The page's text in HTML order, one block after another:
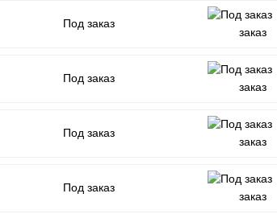
Под заказ
заказ
Под заказ
заказ
Под заказ
заказ
Под заказ
заказ